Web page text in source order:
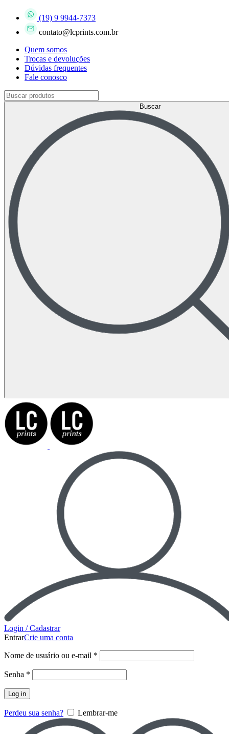
(19) 9 9944-7373
contato@lcprints.com.br
Quem somos
Trocas e devoluções
Dúvidas frequentes
Fale conosco
Buscar
Login / Cadastrar
EntrarCrie uma conta
Nome de usuário ou e-mail *
Senha *
Log in
Perdeu sua senha? Lembrar-me